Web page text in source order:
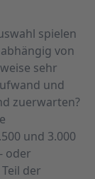
spielen
von
sehr
und
zuerwarten?
und 3.000
oder
der